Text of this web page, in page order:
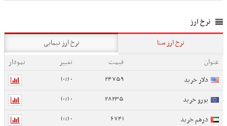
نرخ ارز
نرخ ارز سنا
نرخ ارز نیمایی
عنوان
قیمت تغییر
نمودار
دلار خرید
24759
0 (0%)
یورو خرید 28235
0 (0%)
درهم خرید 6741
0 (0%)